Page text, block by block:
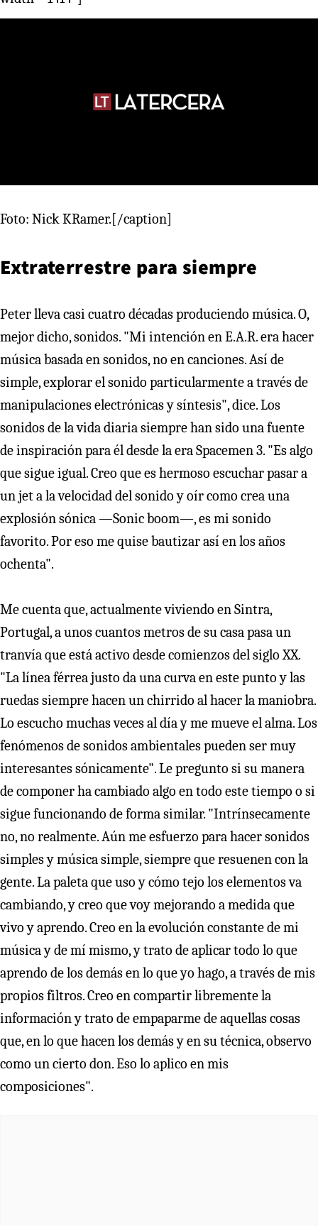
Foto: Nick KRamer.[/caption]
Extraterrestre para siempre
Peter lleva casi cuatro décadas produciendo música. O,
mejor dicho, sonidos. "Mi intención en E.A.R. era hacer
música basada en sonidos, no en canciones. Así de
simple, explorar el sonido particularmente a través de
manipulaciones electrónicas y síntesis", dice. Los
sonidos de la vida diaria siempre han sido una fuente
de inspiración para él desde la era Spacemen 3. "Es algo
que sigue igual. Creo que es hermoso escuchar pasar a
un jet a la velocidad del sonido y oír como crea una
explosión sónica —Sonic boom—, es mi sonido
favorito. Por eso me quise bautizar así en los años
ochenta".
Me cuenta que, actualmente viviendo en Sintra,
Portugal, a unos cuantos metros de su casa pasa un
tranvía que está activo desde comienzos del siglo XX.
"La línea férrea justo da una curva en este punto y las
ruedas siempre hacen un chirrido al hacer la maniobra.
Lo escucho muchas veces al día y me mueve el alma. Los
fenómenos de sonidos ambientales pueden ser muy
interesantes sónicamente". Le pregunto si su manera
de componer ha cambiado algo en todo este tiempo o si
sigue funcionando de forma similar. "Intrínsecamente
no, no realmente. Aún me esfuerzo para hacer sonidos
simples y música simple, siempre que resuenen con la
gente. La paleta que uso y cómo tejo los elementos va
cambiando, y creo que voy mejorando a medida que
vivo y aprendo. Creo en la evolución constante de mi
música y de mí mismo, y trato de aplicar todo lo que
aprendo de los demás en lo que yo hago, a través de mis
propios filtros. Creo en compartir libremente la
información y trato de empaparme de aquellas cosas
que, en lo que hacen los demás y en su técnica, observo
como un cierto don. Eso lo aplico en mis
composiciones".